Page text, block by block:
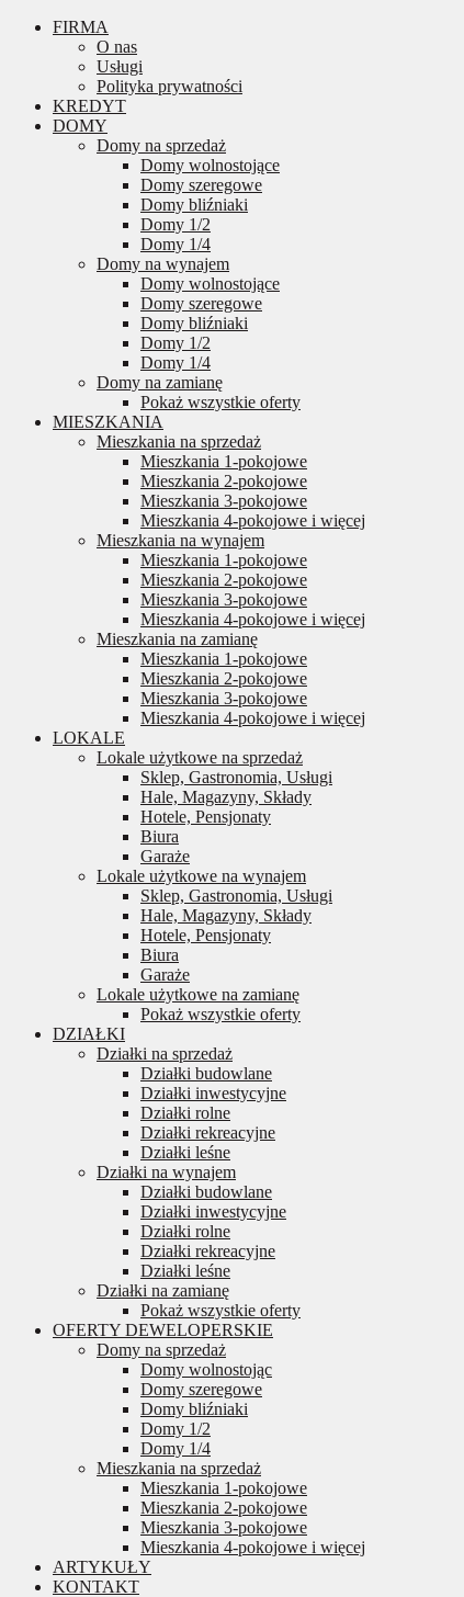
FIRMA
O nas
Usługi
Polityka prywatności
KREDYT
DOMY
Domy na sprzedaż
Domy wolnostojące
Domy szeregowe
Domy bliźniaki
Domy 1/2
Domy 1/4
Domy na wynajem
Domy wolnostojące
Domy szeregowe
Domy bliźniaki
Domy 1/2
Domy 1/4
Domy na zamianę
Pokaż wszystkie oferty
MIESZKANIA
Mieszkania na sprzedaż
Mieszkania 1-pokojowe
Mieszkania 2-pokojowe
Mieszkania 3-pokojowe
Mieszkania 4-pokojowe i więcej
Mieszkania na wynajem
Mieszkania 1-pokojowe
Mieszkania 2-pokojowe
Mieszkania 3-pokojowe
Mieszkania 4-pokojowe i więcej
Mieszkania na zamianę
Mieszkania 1-pokojowe
Mieszkania 2-pokojowe
Mieszkania 3-pokojowe
Mieszkania 4-pokojowe i więcej
LOKALE
Lokale użytkowe na sprzedaż
Sklep, Gastronomia, Usługi
Hale, Magazyny, Składy
Hotele, Pensjonaty
Biura
Garaże
Lokale użytkowe na wynajem
Sklep, Gastronomia, Usługi
Hale, Magazyny, Składy
Hotele, Pensjonaty
Biura
Garaże
Lokale użytkowe na zamianę
Pokaż wszystkie oferty
DZIAŁKI
Działki na sprzedaż
Działki budowlane
Działki inwestycyjne
Działki rolne
Działki rekreacyjne
Działki leśne
Działki na wynajem
Działki budowlane
Działki inwestycyjne
Działki rolne
Działki rekreacyjne
Działki leśne
Działki na zamianę
Pokaż wszystkie oferty
OFERTY DEWELOPERSKIE
Domy na sprzedaż
Domy wolnostojąc
Domy szeregowe
Domy bliźniaki
Domy 1/2
Domy 1/4
Mieszkania na sprzedaż
Mieszkania 1-pokojowe
Mieszkania 2-pokojowe
Mieszkania 3-pokojowe
Mieszkania 4-pokojowe i więcej
ARTYKUŁY
KONTAKT